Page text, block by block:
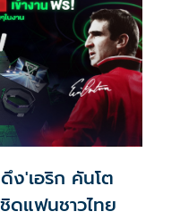
ง'เอริก คันโต
ดแฟนชาวไทย